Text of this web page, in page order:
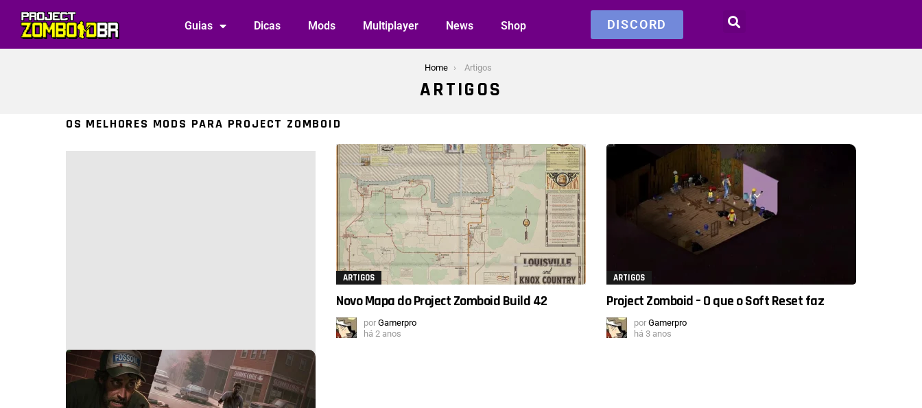
Guias Dicas Mods Multiplayer News Shop DISCORD
Home Artigos
ARTIGOS
OS MELHORES MODS PARA PROJECT ZOMBOID
ARTIGOS
Novo Mapa do Project Zomboid Build 42
por Gamerpro
há 2 anos
ARTIGOS
Project Zomboid – O que o Soft Reset faz
por Gamerpro
há 3 anos